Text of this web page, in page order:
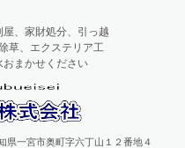
、家財処分、引っ越
草、エクステリア工
まかせください
県一宮市奥町字六丁山１２番地４